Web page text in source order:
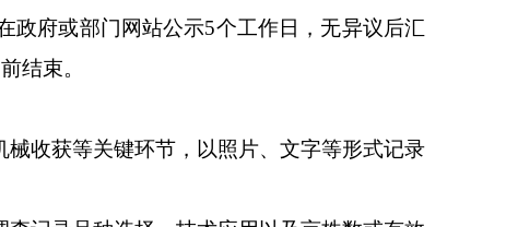
府或部门网站公示5个工作日，无异议后汇
结束。
收获等关键环节，以照片、文字等形式记录